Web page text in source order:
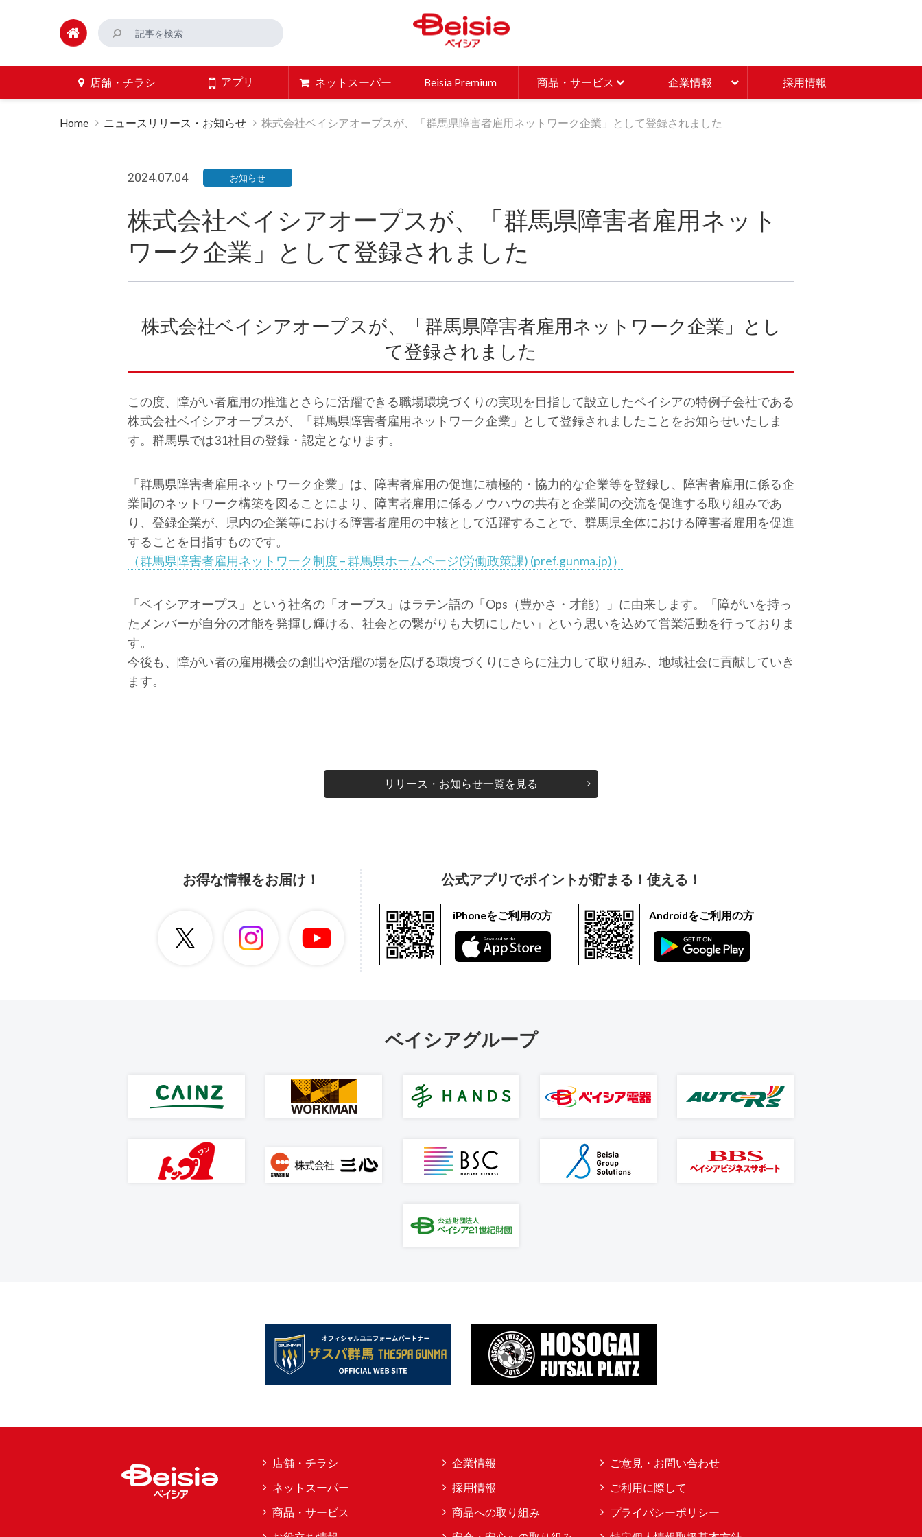
店舗・チラシ アプリ ネットスーパー Beisia Premium 商品・サービス 企業情報 採用情報
Home ニュースリリース・お知らせ 株式会社ベイシアオープスが、「群馬県障害者雇用ネットワーク企業」として登録されました
2024.07.04 お知らせ
株式会社ベイシアオープスが、「群馬県障害者雇用ネット
ワーク企業」として登録されました
株式会社ベイシアオープスが、「群馬県障害者雇用ネットワーク企業」とし
て登録されました
この度、障がい者雇用の推進とさらに活躍できる職場環境づくりの実現を目指して設立したベイシアの特例子会社である
株式会社ベイシアオープスが、「群馬県障害者雇用ネットワーク企業」として登録されましたことをお知らせいたしま
す。群馬県では31社目の登録・認定となります。
「群馬県障害者雇用ネットワーク企業」は、障害者雇用の促進に積極的・協力的な企業等を登録し、障害者雇用に係る企
業間のネットワーク構築を図ることにより、障害者雇用に係るノウハウの共有と企業間の交流を促進する取り組みであ
り、登録企業が、県内の企業等における障害者雇用の中核として活躍することで、群馬県全体における障害者雇用を促進
することを目指すものです。
（群馬県障害者雇用ネットワーク制度 – 群馬県ホームページ(労働政策課) (pref.gunma.jp)）
「ベイシアオープス」という社名の「オープス」はラテン語の「Ops（豊かさ・才能）」に由来します。「障がいを持っ
たメンバーが自分の才能を発揮し輝ける、社会との繋がりも大切にしたい」という思いを込めて営業活動を行っておりま
す。
今後も、障がい者の雇用機会の創出や活躍の場を広げる環境づくりにさらに注力して取り組み、地域社会に貢献していき
ます。
リリース・お知らせ一覧を見る
お得な情報をお届け！ 公式アプリでポイントが貯まる！使える！
iPhoneをご利用の方 Androidをご利用の方
ベイシアグループ
店舗・チラシ
ネットスーパー
商品・サービス
企業情報
採用情報
商品への取り組み
ご意見・お問い合わせ
ご利用に際して
プライバシーポリシー